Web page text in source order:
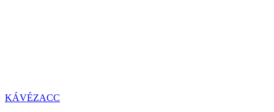
KÁVÉZACC